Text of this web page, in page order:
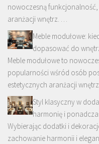
nowoczesną
aranżacji wnętrz. …
Meble modułowe:
dopasować do
Meble modułowe to
popularności wśród osób
estetycznych aranżacji
Styl klasyczny w
harmonię i
Wybierając dodatki i
zachowanie harmonii i